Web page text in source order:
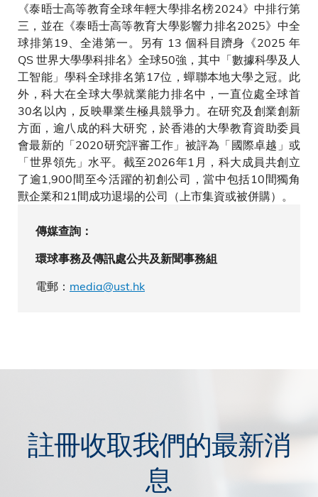
《泰晤士高等教育全球年輕大學排名榜2024》中排行第
三，並在《泰晤士高等教育大學影響力排名2025》中全
球排第19、全港第一。另有 13 個科目躋身《2025 年
QS 世界大學學科排名》全球50強，其中「數據科學及人
工智能」學科全球排名第17位，蟬聯本地大學之冠。此
外，科大在全球大學就業能力排名中，一直位處全球首
30名以內，反映畢業生極具競爭力。在研究及創業創新
方面，逾八成的科大研究，於香港的大學教育資助委員
會最新的「2020研究評審工作」被評為「國際卓越」或
「世界領先」水平。截至2026年1月，科大成員共創立
了逾1,900間至今活躍的初創公司，當中包括10間獨角
獸企業和21間成功退場的公司（上市集資或被併購）。
傳媒查詢：
環球事務及傳訊處公共及新聞事務組
電郵： media@ust.hk
註冊收取我們的最新消
息